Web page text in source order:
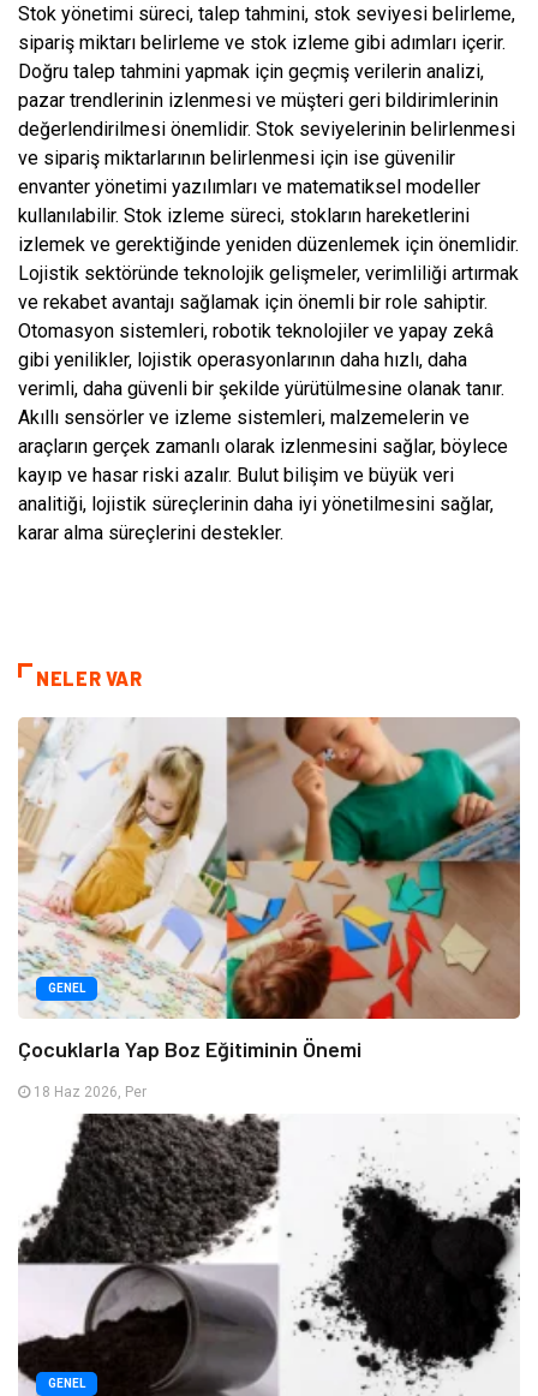
Stok yönetimi süreci, talep tahmini, stok seviyesi belirleme,
sipariş miktarı belirleme ve stok izleme gibi adımları içerir.
Doğru talep tahmini yapmak için geçmiş verilerin analizi,
pazar trendlerinin izlenmesi ve müşteri geri bildirimlerinin
değerlendirilmesi önemlidir. Stok seviyelerinin belirlenmesi
ve sipariş miktarlarının belirlenmesi için ise güvenilir
envanter yönetimi yazılımları ve matematiksel modeller
kullanılabilir. Stok izleme süreci, stokların hareketlerini
izlemek ve gerektiğinde yeniden düzenlemek için önemlidir.
Lojistik sektöründe teknolojik gelişmeler, verimliliği artırmak
ve rekabet avantajı sağlamak için önemli bir role sahiptir.
Otomasyon sistemleri, robotik teknolojiler ve yapay zekâ
gibi yenilikler, lojistik operasyonlarının daha hızlı, daha
verimli, daha güvenli bir şekilde yürütülmesine olanak tanır.
Akıllı sensörler ve izleme sistemleri, malzemelerin ve
araçların gerçek zamanlı olarak izlenmesini sağlar, böylece
kayıp ve hasar riski azalır. Bulut bilişim ve büyük veri
analitiği, lojistik süreçlerinin daha iyi yönetilmesini sağlar,
karar alma süreçlerini destekler.
NELER VAR
GENEL
Çocuklarla Yap Boz Eğitiminin Önemi
18 Haz 2026, Per
GENEL